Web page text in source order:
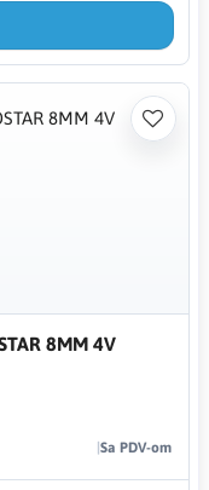
8MM 4V
Sa PDV-om